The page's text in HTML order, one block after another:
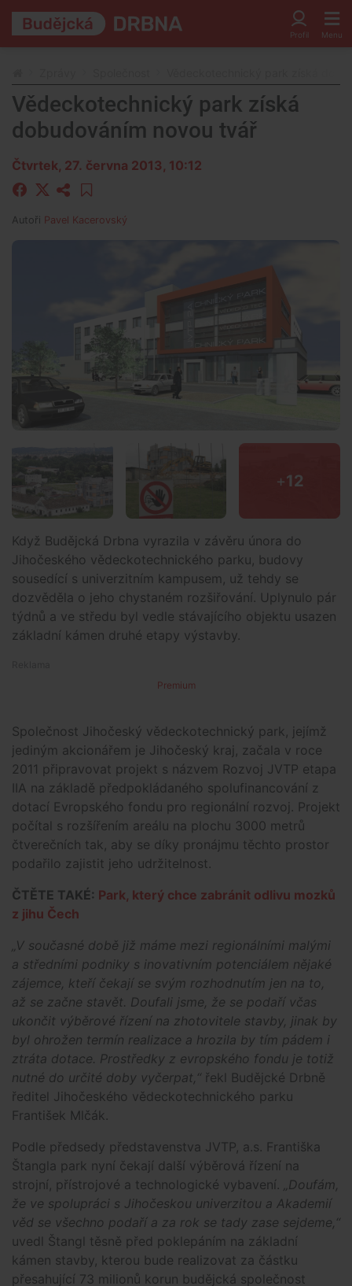
Vědeckotechnický park získá
dobudováním novou tvář
Čtvrtek, 27. června 2013, 10:12
Autoři Pavel Kacerovský
+12
Když Budějcká Drbna vyrazila v závěru února do
Jihočeského vědeckotechnického parku, budovy
sousedící s univerzitním kampusem, už tehdy se
dozvěděla o jeho chystaném rozšiřování. Uplynulo pár
týdnů a ve středu byl vedle stávajícího objektu usazen
základní kámen druhé etapy výstavby.
Premium
Společnost Jihočeský vědeckotechnický park, jejímž
jediným akcionářem je Jihočeský kraj, začala v roce
2011 připravovat projekt s názvem Rozvoj JVTP etapa
IIA na základě předpokládaného spolufinancování z
dotací Evropského fondu pro regionální rozvoj. Projekt
počítal s rozšířením areálu na plochu 3000 metrů
čtverečních tak, aby se díky pronájmu těchto prostor
podařilo zajistit jeho udržitelnost.
ČTĚTE TAKÉ: Park, který chce zabránit odlivu mozků
z jihu Čech
„V současné době již máme mezi regionálními malými
a středními podniky s inovativním potenciálem nějaké
zájemce, kteří čekají se svým rozhodnutím jen na to,
až se začne stavět. Doufali jsme, že se podaří včas
ukončit výběrové řízení na zhotovitele stavby, jinak by
byl ohrožen termín realizace a hrozila by tím pádem i
ztráta dotace. Prostředky z evropského fondu je totiž
nutné do určité doby vyčerpat,“ řekl Budějcké Drbně
ředitel Jihočeského vědeckotechnického parku
František Mlčák.
Podle předsedy představenstva JVTP, a.s. Františka
Štangla park nyní čekají další výběrová řízení na
strojní, přístrojové a technologické vybavení.
„Doufám,
že ve spolupráci s Jihočeskou univerzitou a Akademií
věd se všechno podaří a za rok se tady zase sejdeme,“
uvedl Štangl těsně před poklepáním na základní
kámen stavby, kterou bude realizovat za částku
přesahující 73 milionů korun budějcká společnost